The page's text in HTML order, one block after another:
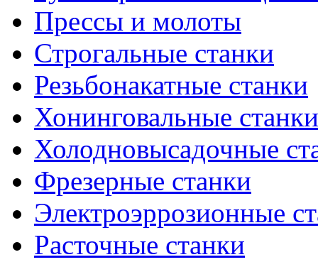
Прессы и молоты
Строгальные станки
Резьбонакатные станки
Хонинговальные станки
Холодновысадочные
Фрезерные станки
Электроэррозионные
Расточные станки